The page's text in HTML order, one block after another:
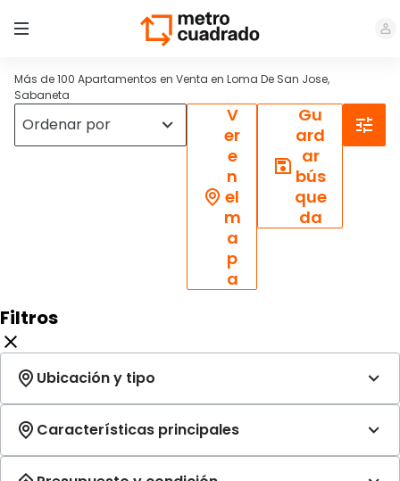
Más de 100 Apartamentos en Venta en Loma De San Jose,
Sabaneta
V
er
e
n
el
m
a
p
a
Gu
ard
ar
bús
que
da
Filtros